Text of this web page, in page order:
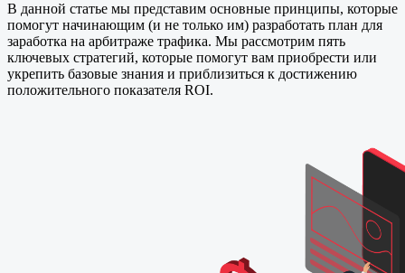
В данной статье мы представим основные принципы, которые
помогут начинающим (и не только им) разработать план для
заработка на арбитраже трафика. Мы рассмотрим пять
ключевых стратегий, которые помогут вам приобрести или
укрепить базовые знания и приблизиться к достижению
положительного показателя ROI.